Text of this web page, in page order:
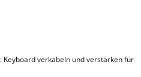
: Keyboard verkabeln und verstärken für